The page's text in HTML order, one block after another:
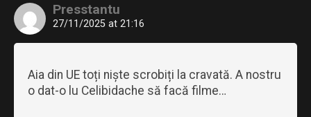
Presstantu
27/11/2025 at 21:16
Aia din UE toți niște scrobiți la cravată. A nostru
o dat-o lu Celibidache să facă filme…